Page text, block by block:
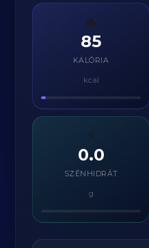
🔥
85
KALÓRIA
kcal
⚡
0.0
SZÉNHIDRÁT
g